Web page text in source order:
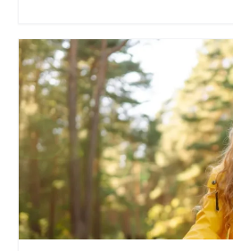
standard, lokalizację, ryzyka
prawne. Dzięki temu łatwiej uniknąć
emocje lub presja czasu pchają Cię
decyzji, a konsekwencje ciągną się
rat, kosztów remontów albo
ważne, wycena nie musi oznaczać
czy „szukania dziury w całym” —
uspokojenia procesu i zebrania
Jeśli rozważasz zakup w
wycena nieruchomości Rzeszów,
spojrzenie przez pryzmat lokalnego
lokalizacja potrafi zmienić realną
metraż. To właśnie w takich